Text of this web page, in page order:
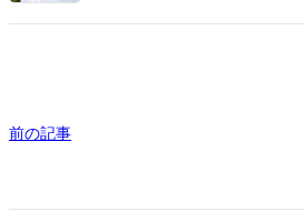
前の記事